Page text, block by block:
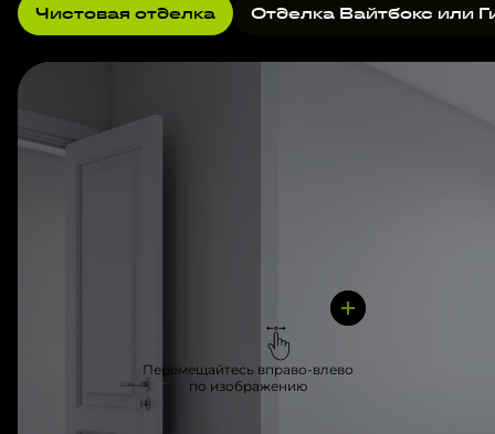
Чистовая отделка Отделка Вайтбокс или
Перемещайтесь вправо-влево
по изображению